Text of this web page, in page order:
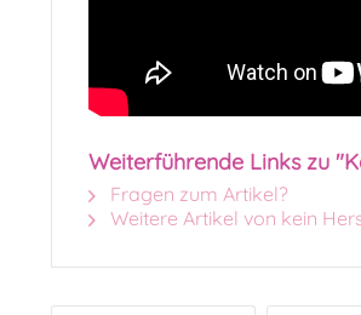
Weiterführende Links zu
Fragen zum Artikel?
Weitere Artikel von kein